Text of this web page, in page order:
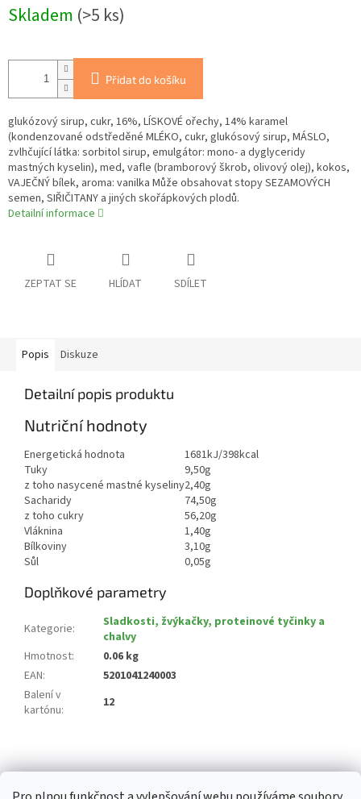
cena:
Skladem (>5 ks)
Přidat do košíku
glukózový sirup, cukr, 16%, LÍSKOVÉ ořechy, 14% karamel
(kondenzované odstředěné MLÉKO, cukr, glukósový sirup, MÁSLO,
zvlhčující látka: sorbitol sirup, emulgátor: mono- a dyglyceridy
mastných kyselin), med, vafle (bramborový škrob, olivový olej), kokos,
VAJEČNÝ bílek, aroma: vanilka Může obsahovat stopy SEZAMOVÝCH
semen, SIŘIČITANY a jiných skořápkových plodů.
Detailní informace
ZEPTAT SE HLÍDAT SDÍLET
Popis Diskuze
Detailní popis produktu
Nutriční hodnoty
Energetická hodnota
1681kJ/398kcal
Tuky
9,50g
z toho nasycené mastné kyseliny2,40g
Sacharidy
74,50g
z toho cukry
56,20g
Vláknina
1,40g
Bílkoviny
3,10g
Sůl
0,05g
Doplňkové parametry
Kategorie:
Sladkosti, žvýkačky, proteinové tyčinky a
chalvy
Hmotnost:
0.06 kg
EAN:
5201041240003
Balení v
kartónu: 12
á